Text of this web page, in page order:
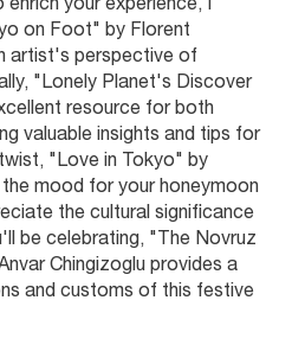
enrich your experience, I
on Foot" by Florent
artist's perspective of
"Lonely Planet's Discover
resource for both
valuable insights and tips for
"Love in Tokyo" by
mood for your honeymoon
the cultural significance
be celebrating, "The Novruz
Chingizoglu provides a
and customs of this festive